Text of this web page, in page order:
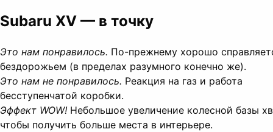
Subaru XV — в точку
Это нам понравилось. По-прежнему хорошо
бездорожьем (в пределах разумного конечно же).
Это нам не понравилось. Реакция на газ и работа
бесступенчатой коробки.
Эффект WOW! Небольшое увеличение колесной базы
чтобы получить больше места в интерьере.